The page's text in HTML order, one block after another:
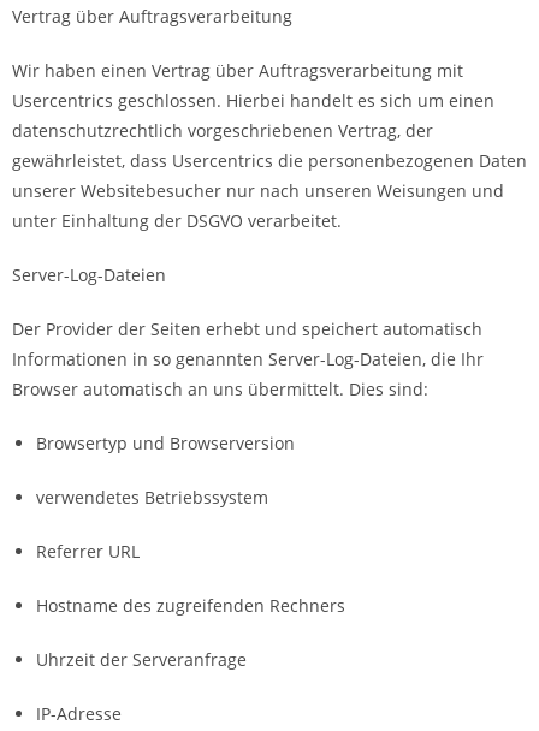
Vertrag über Auftragsverarbeitung
Wir haben einen Vertrag über Auftragsverarbeitung mit
Usercentrics geschlossen. Hierbei handelt es sich um einen
datenschutzrechtlich vorgeschriebenen Vertrag, der
gewährleistet, dass Usercentrics die personenbezogenen Daten
unserer Websitebesucher nur nach unseren Weisungen und
unter Einhaltung der DSGVO verarbeitet.
Server-Log-Dateien
Der Provider der Seiten erhebt und speichert automatisch
Informationen in so genannten Server-Log-Dateien, die Ihr
Browser automatisch an uns übermittelt. Dies sind:
Browsertyp und Browserversion
verwendetes Betriebssystem
Referrer URL
Hostname des zugreifenden Rechners
Uhrzeit der Serveranfrage
IP-Adresse